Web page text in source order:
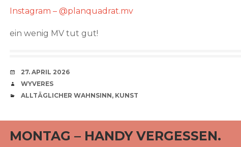
Instagram – @planquadrat.mv
ein wenig MV tut gut!
VERABREDUNG
27. APRIL 2026
VERFASSER
WYVERES
CATEGORIES
ALLTÄGLICHER WAHNSINN, KUNST
MONTAG – HANDY VERGESSEN.